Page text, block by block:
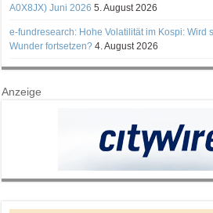
A0X8JX) Juni 2026 5. August 2026
e-fundresearch: Hohe Volatilität im Kospi: Wird
Wunder fortsetzen? 4. August 2026
Anzeige